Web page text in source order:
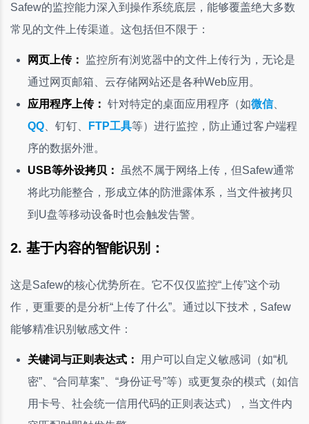
Safew的监控能力深入到操作系统底层，能够覆盖绝大多数
常见的文件上传渠道。这包括但不限于：
网页上传：
监控所有浏览器中的文件上传行为，无论是
通过网页邮箱、云存储网站还是各种Web应用。
应用程序上传： 针对特定的桌面应用程序（如微信、
QQ 、钉钉、 FTP工具等）进行监控，防止通过客户端程
序的数据外泄。
USB等外设拷贝：
虽然不属于网络上传，但Safew通常
将此功能整合，形成立体的防泄露体系，当文件被拷贝
到U盘等移动设备时也会触发告警。
2. 基于内容的智能识别：
这是Safew的核心优势所在。它不仅仅监控“上传”这个动
作，更重要的是分析“上传了什么”。通过以下技术，Safew
能够精准识别敏感文件：
关键词与正则表达式：
用户可以自定义敏感词（如“机
密”、“合同草案”、“身份证号”等）或更复杂的模式（如信
用卡号、社会统一信用代码的正则表达式），当文件内